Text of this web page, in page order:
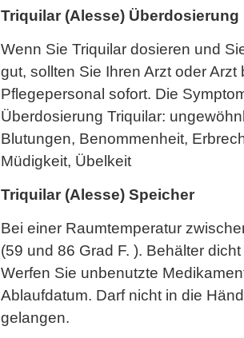
Triquilar (Alesse) Überdosierung
Wenn Sie Triquilar dosieren und
gut, sollten Sie Ihren Arzt oder Arzt
Pflegepersonal sofort. Die
Überdosierung Triquilar:
Blutungen, Benommenheit,
Müdigkeit, Übelkeit
Triquilar (Alesse) Speicher
Bei einer Raumtemperatur
(59 und 86 Grad F. ). Behälter
Werfen Sie unbenutzte
Ablaufdatum. Darf nicht in die
gelangen.